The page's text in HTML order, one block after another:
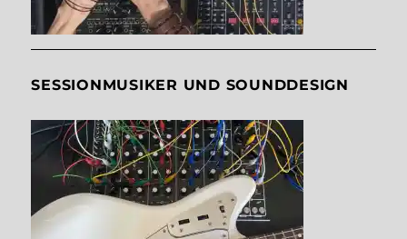
SESSIONMUSIKER UND SOUNDDESIGN